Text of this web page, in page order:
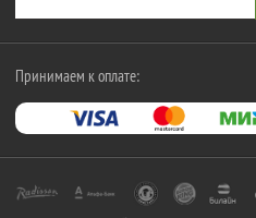
Принимаем к оплате: